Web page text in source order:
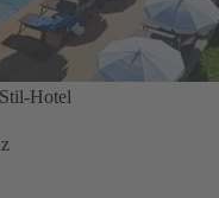
Hotel